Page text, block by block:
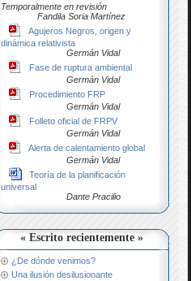
Temporalmente en revisión
Fandila Soria Martínez
Agujeros Negros, origen y
dinámica relativista
Germán Vidal
Fase de ruptura ambiental
Germán Vidal
Procedimiento FRP
Germán Vidal
Folleto oficial de FRPV
Germán Vidal
Alerta de calentamiento global
Germán Vidal
Teoría de la planificación
universal
Dante Pracilio
« Escrito recientemente »
¿De dónde venimos?
Una ilusión desilusionante